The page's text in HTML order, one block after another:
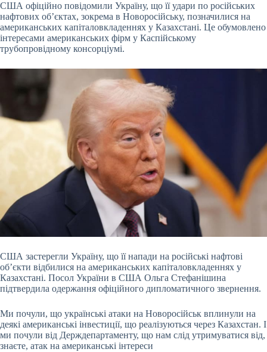
США офіційно повідомили Україну, що її удари по російських
нафтових об’єктах, зокрема в Новоросійську, позначилися на
американських капіталовкладеннях у Казахстані. Це обумовлено
інтересами американських фірм у Каспійському
трубопровідному консорціумі.
США застерегли Україну, що її напади на російські нафтові
об’єкти відбилися на американських капіталовкладеннях у
Казахстані. Посол України в США Ольга Стефанішина
підтвердила одержання офіційного дипломатичного звернення.
Ми почули, що українські атаки на Новоросійськ вплинули на
деякі американські інвестиції, що реалізуються через Казахстан. І
ми почули від Держдепартаменту, що нам слід утримуватися від,
знаєте, атак на американські інтереси